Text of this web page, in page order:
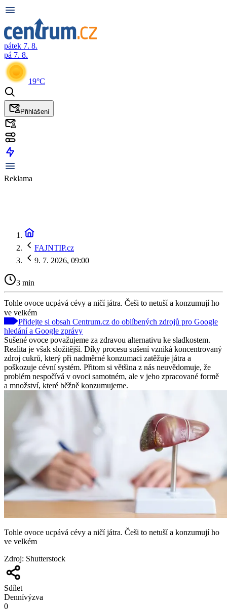
pátek 7. 8.
pá 7. 8.
19°C
Přihlášení
Reklama
FAJNTIP.cz
9. 7. 2026, 09:00
3 min
Tohle ovoce ucpává cévy a ničí játra. Češi to netuší a konzumují ho
ve velkém
Přidejte si obsah Centrum.cz do oblíbených zdrojů pro Google
hledání a Google zprávy
Sušené ovoce považujeme za zdravou alternativu ke sladkostem.
Realita je však složitější. Díky procesu sušení vzniká koncentrovaný
zdroj cukrů, který při nadměrné konzumaci zatěžuje játra a
poškozuje cévní systém. Přitom si většina z nás neuvědomuje, že
problém nespočívá v ovoci samotném, ale v jeho zpracované formě
a množství, které běžně konzumujeme.
Tohle ovoce ucpává cévy a ničí játra. Češi to netuší a konzumují ho
ve velkém
Zdroj: Shutterstock
Sdílet
Dennívýzva
0